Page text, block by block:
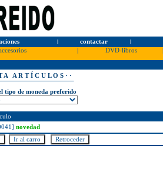
l contactar l
DVD-libros
A A R T Í C U L O S · ·
tipo de moneda preferido
novedad